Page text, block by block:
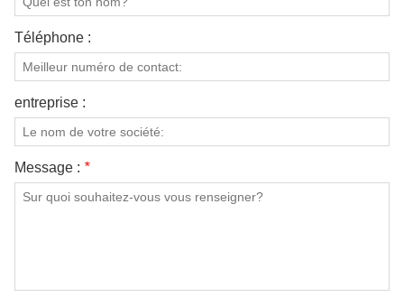
Téléphone :
entreprise :
Message : *